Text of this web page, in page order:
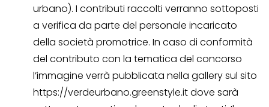
urbano). I contributi raccolti verranno sottoposti
a verifica da parte del personale incaricato
della società promotrice. In caso di conformità
del contributo con la tematica del concorso
l’immagine verrà pubblicata nella gallery sul sito
https://verdeurbano.greenstyle.it dove sarà